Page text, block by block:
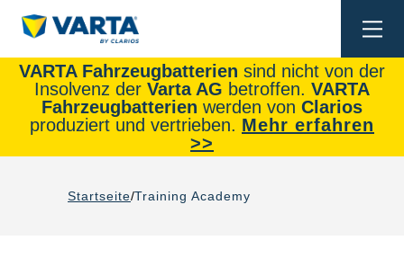
VARTA Fahrzeugbatterien sind nicht von der
Insolvenz der Varta AG betroffen. VARTA
Fahrzeugbatterien werden von Clarios
produziert und vertrieben. Mehr erfahren
>>
Startseite Training Academy